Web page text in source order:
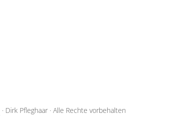
· Dirk Pfleghaar · Alle Rechte vorbehalten